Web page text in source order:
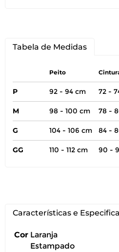
Tabela de Medidas
Peito
P 92 - 94 cm 72 -
M 98 - 100 cm 78 -
G 104 - 106 cm 84 -
GG 110 - 112 cm 90 -
Características e
Cor Laranja
Estampado